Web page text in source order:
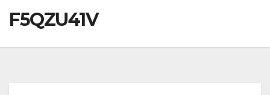
F5QZU41V